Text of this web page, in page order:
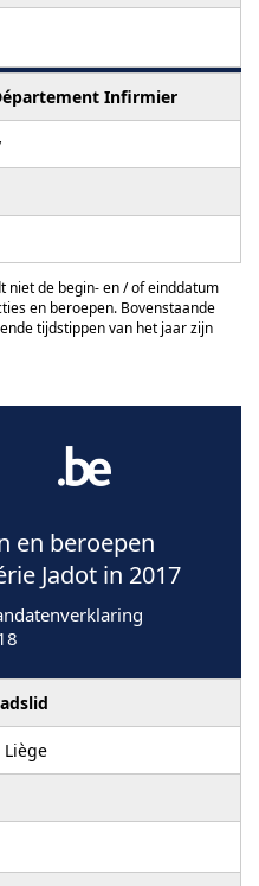
Infirmier
niet de begin- en / of einddatum
en beroepen. Bovenstaande
tijdstippen van het jaar zijn
en beroepen
Jadot in 2017
Liège